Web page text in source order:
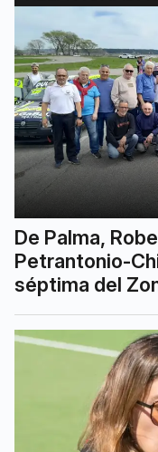
De Palma,
Petrantonio-
séptima del